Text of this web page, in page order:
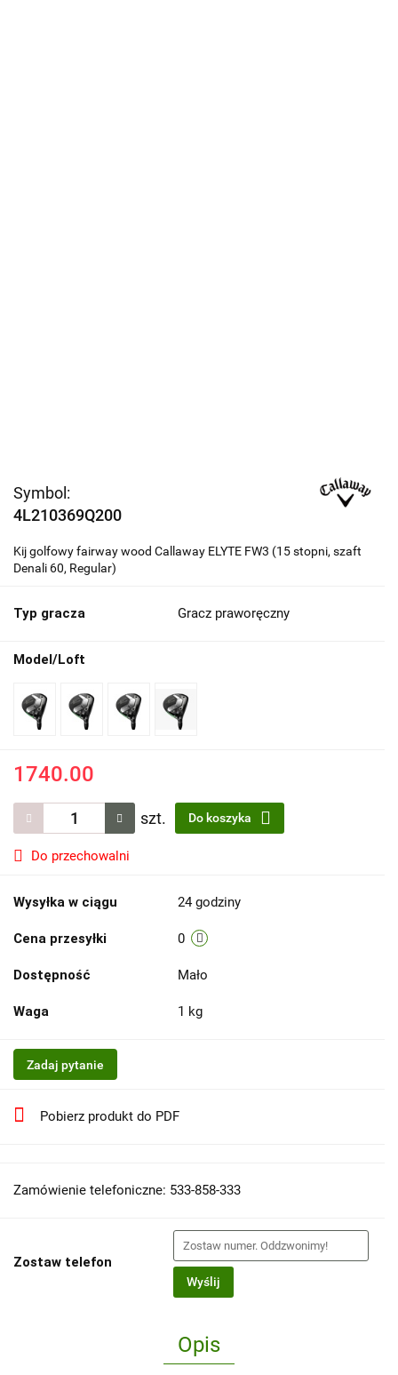
Symbol:
4L210369Q200
Kij golfowy fairway wood Callaway ELYTE FW3 (15 stopni, szaft
Denali 60, Regular)
Typ gracza Gracz praworęczny
Model/Loft
1740.00
szt. Do koszyka
Do przechowalni
Wysyłka w ciągu 24 godziny
Cena przesyłki 0
Dostępność Mało
Waga 1 kg
Zadaj pytanie
Pobierz produkt do PDF
Zamówienie telefoniczne: 533-858-333
Zostaw telefon
Wyślij
Opis